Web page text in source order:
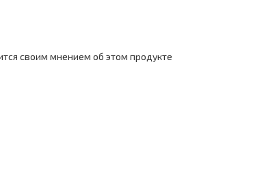
своим мнением об этом продукте